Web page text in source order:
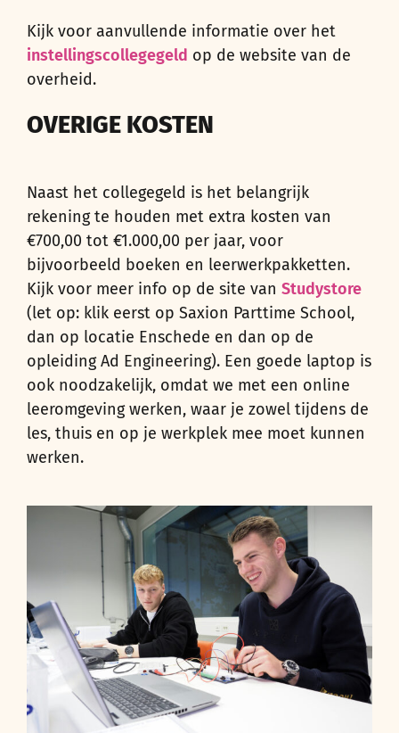
Kijk voor aanvullende informatie over het
instellingscollegegeld op de website van de
overheid.
OVERIGE KOSTEN
Naast het collegegeld is het belangrijk
rekening te houden met extra kosten van
€700,00 tot €1.000,00 per jaar, voor
bijvoorbeeld boeken en leerwerkpakketten.
Kijk voor meer info op de site van Studystore
(let op: klik eerst op Saxion Parttime School,
dan op locatie Enschede en dan op de
opleiding Ad Engineering). Een goede laptop is
ook noodzakelijk, omdat we met een online
leeromgeving werken, waar je zowel tijdens de
les, thuis en op je werkplek mee moet kunnen
werken.